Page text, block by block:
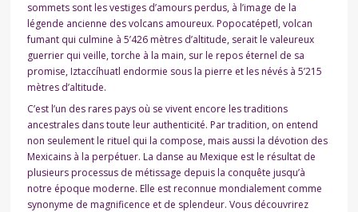
sommets sont les vestiges d’amours perdus, à l’image de la
légende ancienne des volcans amoureux. Popocatépetl, volcan
fumant qui culmine à 5’426 mètres d’altitude, serait le valeureux
guerrier qui veille, torche à la main, sur le repos éternel de sa
promise, Iztaccíhuatl endormie sous la pierre et les névés à 5’215
mètres d’altitude.
C’est l’un des rares pays où se vivent encore les traditions
ancestrales dans toute leur authenticité. Par tradition, on entend
non seulement le rituel qui la compose, mais aussi la dévotion des
Mexicains à la perpétuer. La danse au Mexique est le résultat de
plusieurs processus de métissage depuis la conquête jusqu’à
notre époque moderne. Elle est reconnue mondialement comme
synonyme de magnificence et de splendeur. Vous découvrirez